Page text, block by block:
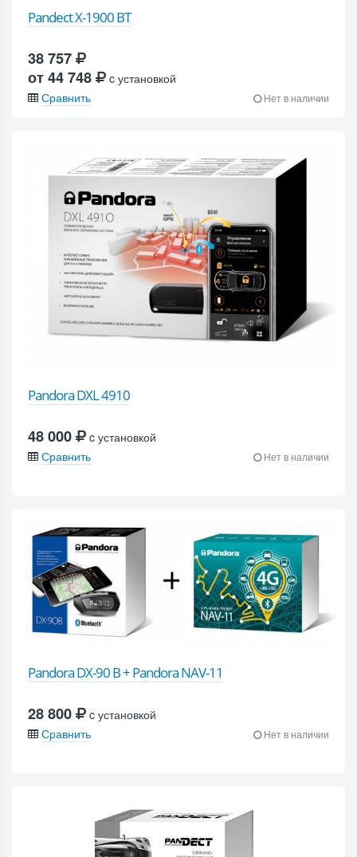
Pandect X-1900 BT
38 757
от 44 748
c установкой
Сравнить
Нет в наличии
Pandora DXL 4910
48 000
c установкой
Сравнить
Нет в наличии
Pandora DX-90 B + Pandora NAV-11
28 800
c установкой
Сравнить
Нет в наличии